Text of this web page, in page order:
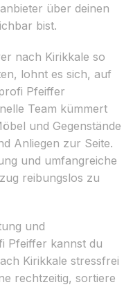
über deinen
bist.
nach Kirikkale so
lohnt es sich, auf
Pfeiffer
Team kümmert
und Gegenstände
Anliegen zur Seite.
und umfangreiche
reibungslos zu
und
Pfeiffer kannst du
Kirikkale stressfrei
rechtzeitig, sortiere